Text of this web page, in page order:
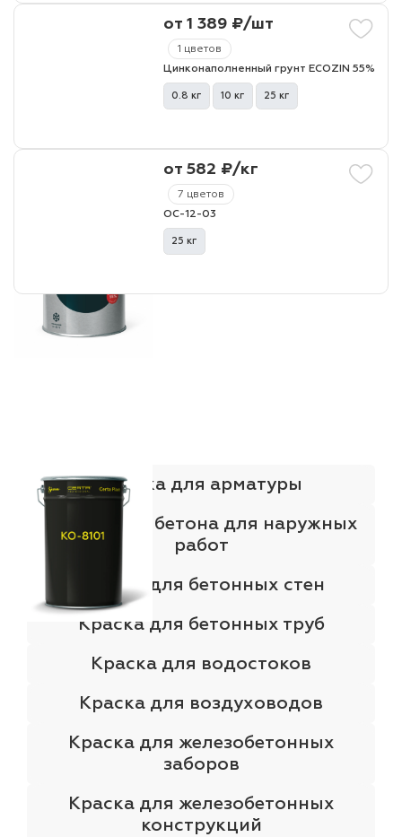
1 цветов
от 1 389 ₽/шт
Цинконаполненный грунт ECOZIN 55%
0.8 кг 10 кг 25 кг
7 цветов
от 582 ₽/кг
ОС-12-03
25 кг
Краска для арматуры
Краска для бетона для наружных
работ
Краска для бетонных стен
Краска для бетонных труб
Краска для водостоков
Краска для воздуховодов
Краска для железобетонных
заборов
Краска для железобетонных
конструкций